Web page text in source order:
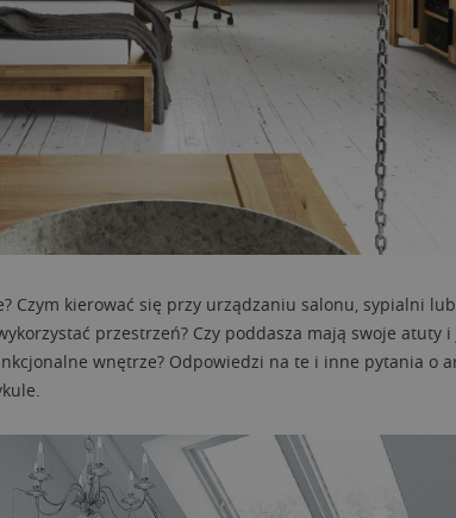
Czym kierować się przy urządzaniu salonu, sypialni
przestrzeń? Czy poddasza mają swoje atuty i
wnętrze? Odpowiedzi na te i inne pytania o